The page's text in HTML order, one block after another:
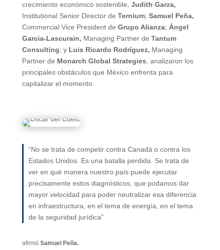
crecimiento económico sostenible, Judith Garza,
Institutional Senior Director de Ternium; Samuel Peña,
Commercial Vice President de Grupo Alianza; Ángel
Garcia-Lascurain, Managing Partner de Tantum
Consulting; y Luis Ricardo Rodríguez, Managing
Partner de Monarch Global Strategies , analizaron los
principales obstáculos que México enfrenta para
capitalizar el momento.
“No se trata de competir contra Canadá o contra los
Estados Unidos. Es una batalla perdida. Se trata de
ver en qué manera nuestro país puede ejecutar
precisamente estos diagnósticos, que podamos dar
mayor velocidad para poder neutralizar esa diferencia
en infraestructura, en el tema de energía, en el tema
de la seguridad jurídica”
afirmó Samuel Peña.